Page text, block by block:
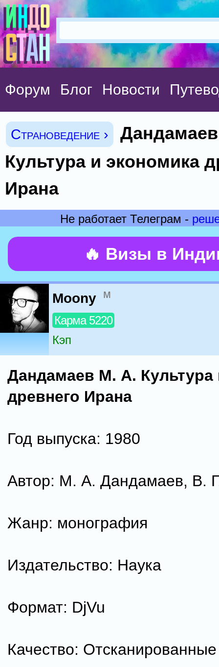
Форум Блог Новости
Страноведение ›
Культура и экономика
Ирана
Не работает Телеграм -
🔥 Визы в
Moony м
Карма 5220
Кэп
Дандамаев М. А. Культура
древнего Ирана
Год выпуска: 1980
Автор: М. А. Дандамаев, В.
Жанр: монография
Издательство: Наука
Формат: DjVu
Качество: